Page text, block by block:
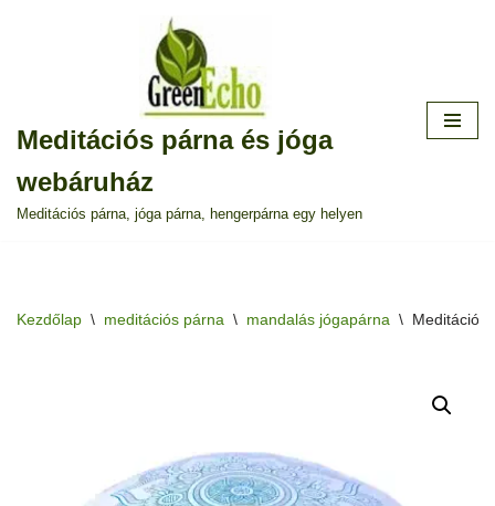
Meditációs párna és jóga
webáruház
Meditációs párna, jóga párna, hengerpárna egy helyen
Kezdőlap \ meditációs párna \ mandalás jógapárna \ Meditációs